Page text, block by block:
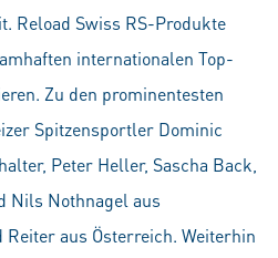
Reload Swiss RS-Produkte
internationalen Top-
Zu den prominentesten
Spitzensportler Dominic
Peter Heller, Sascha Back,
Nils Nothnagel aus
aus Österreich. Weiterhin